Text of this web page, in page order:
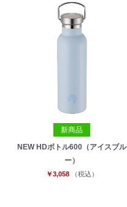
新商品
NEW HDボトル600（アイスブル
ー）
￥3,058 （税込）